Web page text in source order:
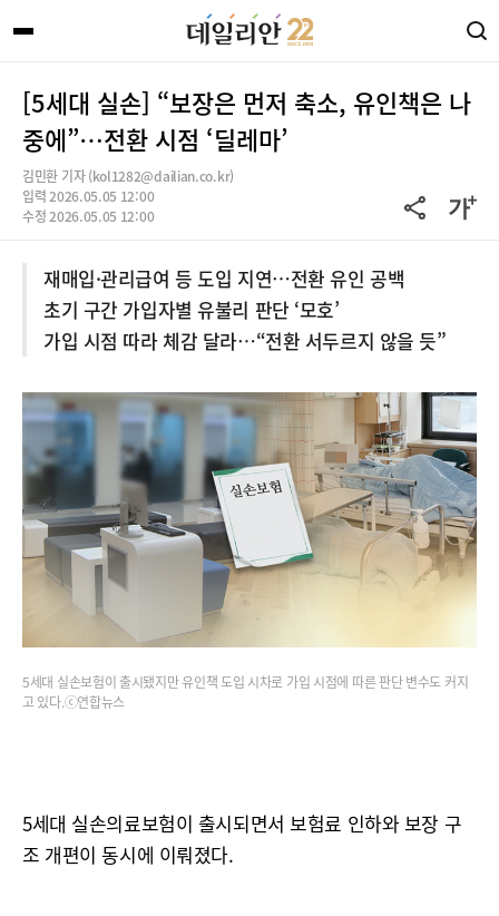
[5세대 실손] “보장은 먼저 축소, 유인책은 나
중에”…전환 시점 ‘딜레마’
김민환 기자 (kol1282@dailian.co.kr)
입력 2026.05.05 12:00
수정 2026.05.05 12:00
재매입·관리급여 등 도입 지연…전환 유인 공백
초기 구간 가입자별 유불리 판단 ‘모호’
가입 시점 따라 체감 달라…“전환 서두르지 않을 듯”
5세대 실손보험이 출시됐지만 유인책 도입 시차로 가입 시점에 따른 판단 변수도 커지
고 있다.ⓒ연합뉴스
5세대 실손의료보험이 출시되면서 보험료 인하와 보장 구
조 개편이 동시에 이뤄졌다.